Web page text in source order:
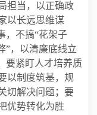
担当，以正确政
以长远思维谋
，不搞“花架子
”，以清廉底线立
要紧盯人才培养质
以制度筑基，规
切解决问题；要
优势转化为胜